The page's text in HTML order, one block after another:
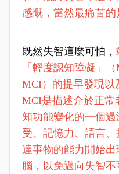
感慨，當然最痛苦
既然失智這麼可怕，
「輕度認知障礙」
MCI）的提早發現以
MCI是描述介於正常
知功能變化的一個
受、記憶力、語言
達事物的能力開始
腦，以免邁向失智